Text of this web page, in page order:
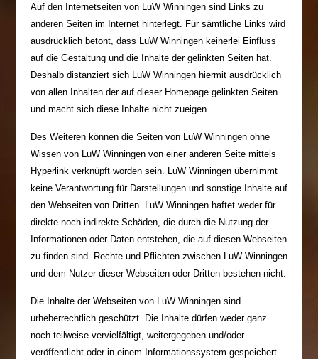
Auf den Internetseiten von LuW Winningen sind Links zu
anderen Seiten im Internet hinterlegt. Für sämtliche Links wird
ausdrücklich betont, dass LuW Winningen keinerlei Einfluss
auf die Gestaltung und die Inhalte der gelinkten Seiten hat.
Deshalb distanziert sich LuW Winningen hiermit ausdrücklich
von allen Inhalten der auf dieser Homepage gelinkten Seiten
und macht sich diese Inhalte nicht zueigen.
Des Weiteren können die Seiten von LuW Winningen ohne
Wissen von LuW Winningen von einer anderen Seite mittels
Hyperlink verknüpft worden sein. LuW Winningen übernimmt
keine Verantwortung für Darstellungen und sonstige Inhalte auf
den Webseiten von Dritten. LuW Winningen haftet weder für
direkte noch indirekte Schäden, die durch die Nutzung der
Informationen oder Daten entstehen, die auf diesen Webseiten
zu finden sind. Rechte und Pflichten zwischen LuW Winningen
und dem Nutzer dieser Webseiten oder Dritten bestehen nicht.
Die Inhalte der Webseiten von LuW Winningen sind
urheberrechtlich geschützt. Die Inhalte dürfen weder ganz
noch teilweise vervielfältigt, weitergegeben und/oder
veröffentlicht oder in einem Informationssystem gespeichert